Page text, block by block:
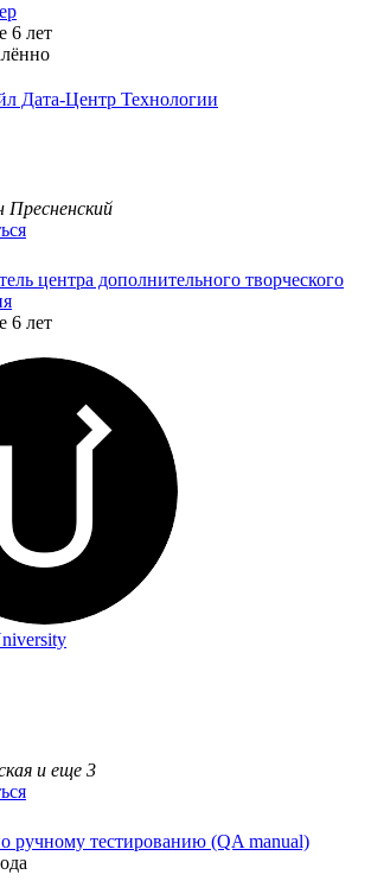
6 лет
Дата-Центр Технологии
Пресненский
центра дополнительного творческого
6 лет
и еще 3
ручному тестированию (QA manual)